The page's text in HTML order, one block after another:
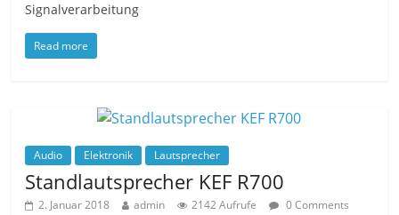
Signalverarbeitung
Read more
Audio Elektronik Lautsprecher
Standlautsprecher KEF R700
2. Januar 2018 admin 2142 Aufrufe
0 Comments